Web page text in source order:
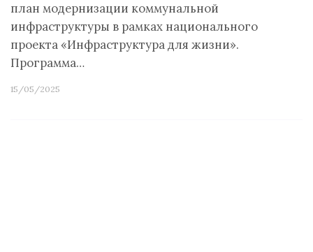
план модернизации коммунальной
инфраструктуры в рамках национального
проекта «Инфраструктура для жизни».
Программа…
15/05/2025